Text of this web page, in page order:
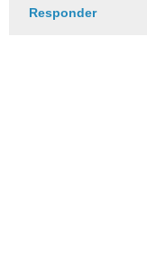
Responder